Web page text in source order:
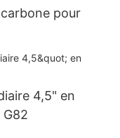
pour
4,5" en